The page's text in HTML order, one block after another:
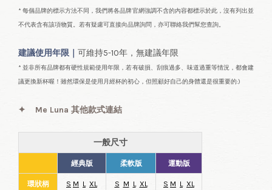
* 每個品牌的標示方法不同，我們將各品牌官網強調不含的內容都標示於此，沒有列出並
不代表含有該項物質。若有疑慮可直接向品牌詢問，亦可聯絡我們幫您查詢。
建議使用年限｜ 可維持5-10年，無建議年限
* 並非所有品牌都有硬性規範使用年限，若有破損、刮痕過多、味道過重等情況，都會建
議更換新杯喔！雖然環保是使用月經杯的初心，但照顧好自己的身體還是很重要的:)
✦ Me Luna 其他款式連結
一般尺寸
經典版 柔軟版 運動版
環狀柄 S M L XL S M L XL S M L XL